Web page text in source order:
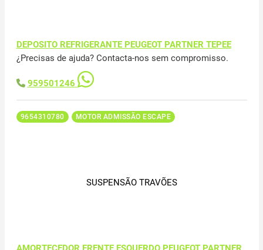
DEPOSITO REFRIGERANTE PEUGEOT PARTNER TEPEE
¿Precisas de ajuda? Contacta-nos sem compromisso.
959501246
9654310780 MOTOR ADMISSÃO ESCAPE
SUSPENSÃO TRAVÕES